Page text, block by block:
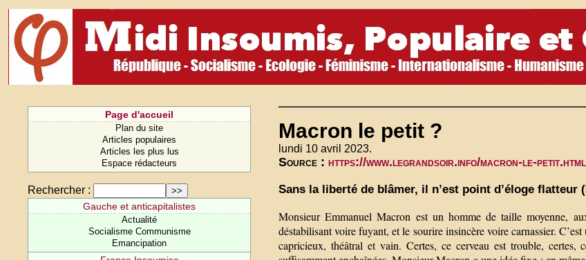
Page d'accueil
Plan du site
Articles populaires
Articles les plus lus
Espace rédacteurs
Rechercher :
Gauche et anticapitalistes
Actualité
Socialisme Communisme
Emancipation
Macron le petit ?
lundi 10 avril 2023.
Source :https://www.legrandsoir.info/macron-le-petit.html
Sans la liberté de blâmer, il n’est point d’éloge flatteur
Monsieur Emmanuel Macron est un homme de taille
déstabilisant voire fuyant, et le sourire insincère voire carnassier.
capricieux, théâtral et vain. Certes, ce cerveau est trouble,